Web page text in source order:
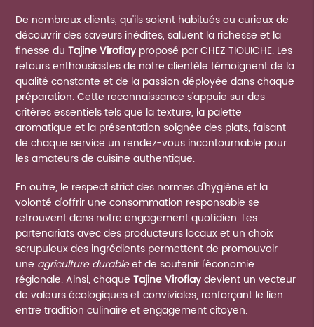
De nombreux clients, qu'ils soient habitués ou curieux de
découvrir des saveurs inédites, saluent la richesse et la
finesse duTajine Viroflay proposé par CHEZ TIOUICHE. Les
retours enthousiastes de notre clientèle témoignent de la
qualité constante et de la passion déployée dans chaque
préparation. Cette reconnaissance s'appuie sur des
critères essentiels tels que la texture, la palette
aromatique et la présentation soignée des plats, faisant
de chaque service un rendez-vous incontournable pour
les amateurs de cuisine authentique.
En outre, le respect strict des normes d'hygiène et la
volonté d'offrir une consommation responsable se
retrouvent dans notre engagement quotidien. Les
partenariats avec des producteurs locaux et un choix
scrupuleux des ingrédients permettent de promouvoir
une agriculture durableet de soutenir l'économie
régionale. Ainsi, chaqueTajine Viroflaydevient un vecteur
de valeurs écologiques et conviviales, renforçant le lien
entre tradition culinaire et engagement citoyen.